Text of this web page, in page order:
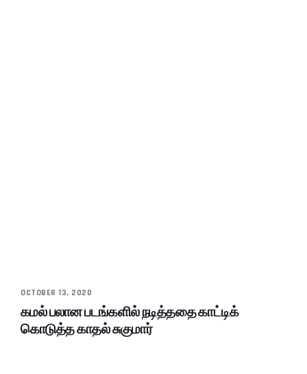
OCTOBER 13, 2020
கமல் பலான படங்களில் நடித்ததை காட்டிக்
கொடுத்த காதல் சுகுமார்